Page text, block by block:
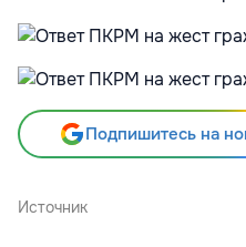
Подпишитесь на
Источник